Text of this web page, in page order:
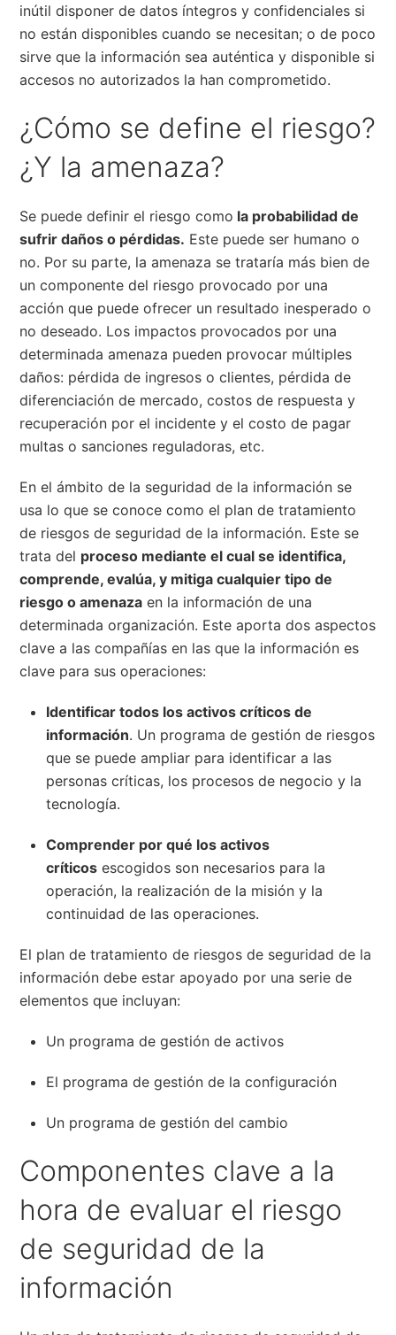
inútil disponer de datos íntegros y confidenciales si
no están disponibles cuando se necesitan; o de poco
sirve que la información sea auténtica y disponible si
accesos no autorizados la han comprometido.
¿Cómo se define el riesgo?
¿Y la amenaza?
Se puede definir el riesgo como la probabilidad de
sufrir daños o pérdidas. Este puede ser humano o
no. Por su parte, la amenaza se trataría más bien de
un componente del riesgo provocado por una
acción que puede ofrecer un resultado inesperado o
no deseado. Los impactos provocados por una
determinada amenaza pueden provocar múltiples
daños: pérdida de ingresos o clientes, pérdida de
diferenciación de mercado, costos de respuesta y
recuperación por el incidente y el costo de pagar
multas o sanciones reguladoras, etc.
En el ámbito de la seguridad de la información se
usa lo que se conoce como el plan de tratamiento
de riesgos de seguridad de la información. Este se
trata del proceso mediante el cual se identifica,
comprende, evalúa, y mitiga cualquier tipo de
riesgo o amenaza en la información de una
determinada organización. Este aporta dos aspectos
clave a las compañías en las que la información es
clave para sus operaciones:
Identificar todos los activos críticos de
información. Un programa de gestión de riesgos
que se puede ampliar para identificar a las
personas críticas, los procesos de negocio y la
tecnología.
Comprender por qué los activos
críticos escogidos son necesarios para la
operación, la realización de la misión y la
continuidad de las operaciones.
El plan de tratamiento de riesgos de seguridad de la
información debe estar apoyado por una serie de
elementos que incluyan:
Un programa de gestión de activos
El programa de gestión de la configuración
Un programa de gestión del cambio
Componentes clave a la
hora de evaluar el riesgo
de seguridad de la
información